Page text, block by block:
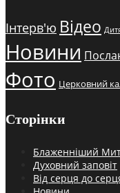
Інтерв'ю Відео
Новини
Фото Церковний
Сторінки
Блаженніший
Духовний заповіт
Від серця до